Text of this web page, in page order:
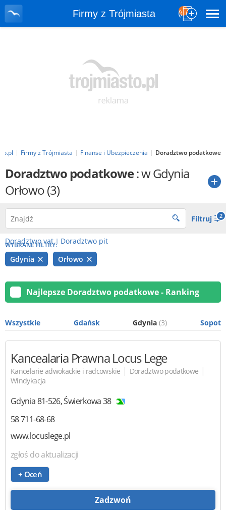
Firmy z Trójmiasta
Firmy z Trójmiasta Finanse i Ubezpieczenia Doradztwo podatkowe
Doradztwo podatkowe: w Gdynia
Orłowo(3)
Filtruj 2
Doradztwo vat | Doradztwo pit
WYBRANE FILTRY:
Gdynia Orłowo
Najlepsze Doradztwo podatkowe - Ranking
Wszystkie Gdańsk Gdynia(3) Sopot
Kancealaria Prawna Locus Lege
Kancelarie adwokackie i radcowskie | Doradztwo podatkowe |
Windykacja
Gdynia81-526,Świerkowa 38
58 711-68-68
www.locuslege.pl
zgłoś do aktualizacji
+ Oceń
Zadzwoń